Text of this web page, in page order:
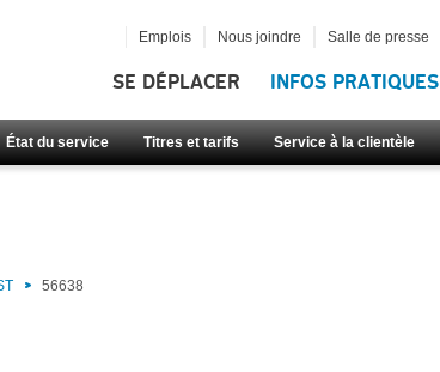
SE DÉPLACER INFOS PRATIQUES
État du service Titres et tarifs Service à la clientèle
Emplois Nous joindre Salle de presse
56638